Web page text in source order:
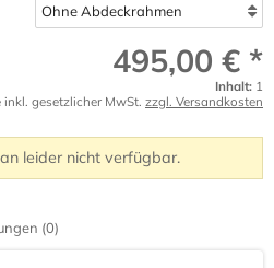
495,00 € *
Inhalt: 1
inkl. gesetzlicher MwSt. zzgl. Versandkosten
leider nicht verfügbar.
(0)